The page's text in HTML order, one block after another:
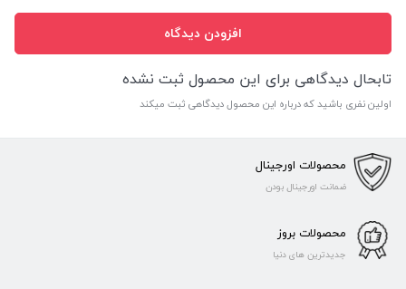
افزودن دیدگاه
تابحال دیدگاهی برای این محصول ثبت نشده
اولین نفری باشید که درباره این محصول دیدگاهی ثبت میکند
محصولات اورجینال
ضمانت اورجینال بودن
محصولات بروز
جدیدترین های دنیا